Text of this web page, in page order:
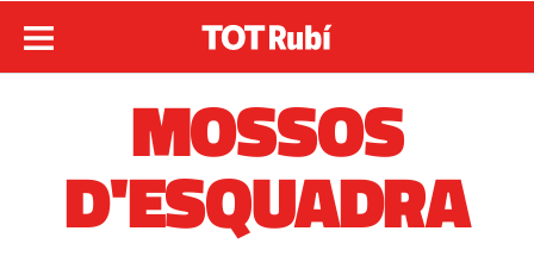
MOSSOS
D'ESQUADRA